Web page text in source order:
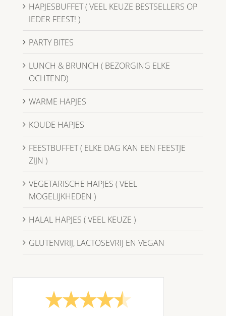
HAPJESBUFFET ( VEEL KEUZE BESTSELLERS OP
IEDER FEEST! )
PARTY BITES
LUNCH & BRUNCH ( BEZORGING ELKE
OCHTEND)
WARME HAPJES
KOUDE HAPJES
FEESTBUFFET ( ELKE DAG KAN EEN FEESTJE
ZIJN )
VEGETARISCHE HAPJES ( VEEL
MOGELIJKHEDEN )
HALAL HAPJES ( VEEL KEUZE )
GLUTENVRIJ, LACTOSEVRIJ EN VEGAN